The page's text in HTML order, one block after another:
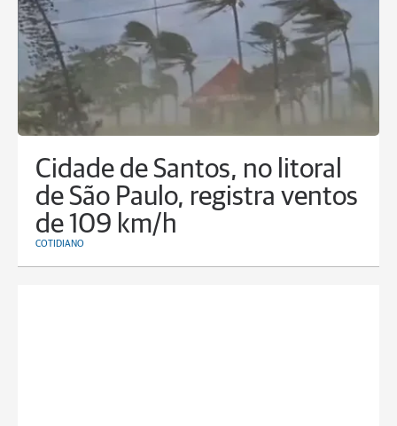
Cidade de Santos, no litoral
de São Paulo, registra ventos
de 109 km/h
COTIDIANO